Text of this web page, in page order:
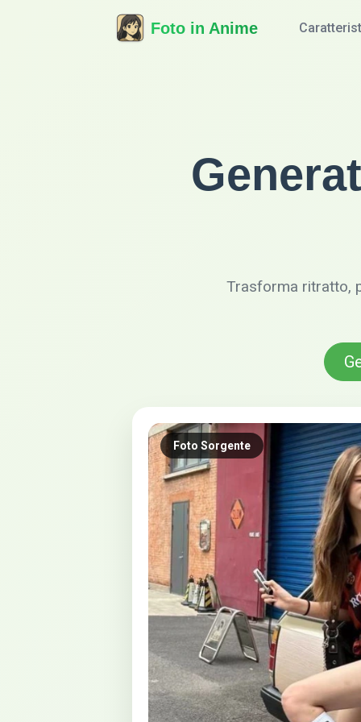
Foto in Anime
Trasforma ritratto,
Foto Sorgente